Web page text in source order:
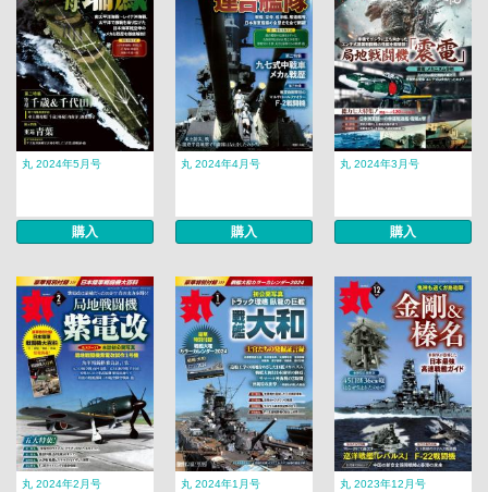
丸 2024年5月号
購入
丸 2024年4月号
購入
丸 2024年3月号
購入
丸 2024年2月号 丸 2024年1月号 丸 2023年12月号